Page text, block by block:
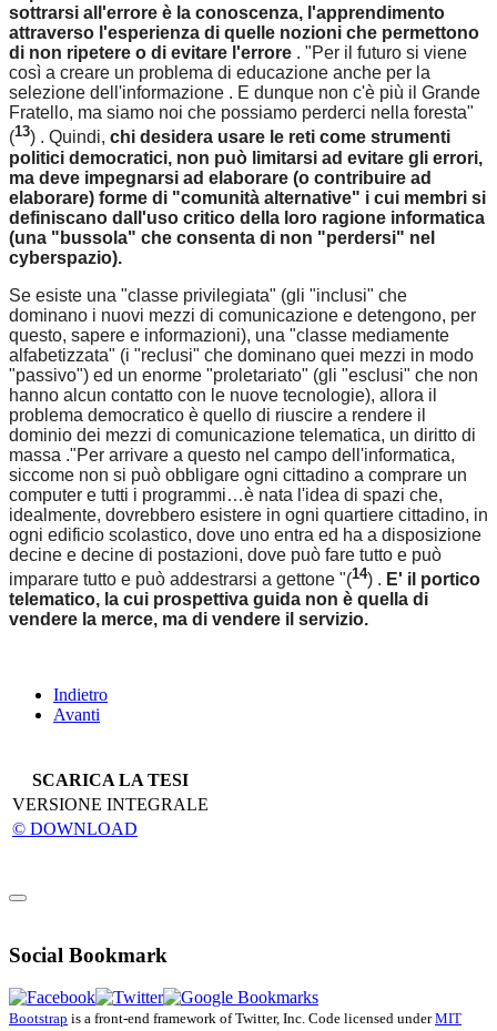
sottrarsi all'errore è la conoscenza, l'apprendimento
attraverso l'esperienza di quelle nozioni che permettono
di non ripetere o di evitare l'errore . "Per il futuro si viene
così a creare un problema di educazione anche per la
selezione dell'informazione . E dunque non c'è più il Grande
Fratello, ma siamo noi che possiamo perderci nella foresta"
(13) . Quindi, chi desidera usare le reti come strumenti
politici democratici, non può limitarsi ad evitare gli errori,
ma deve impegnarsi ad elaborare (o contribuire ad
elaborare) forme di "comunità alternative" i cui membri si
definiscano dall'uso critico della loro ragione informatica
(una "bussola" che consenta di non "perdersi" nel
cyberspazio).
Se esiste una "classe privilegiata" (gli "inclusi" che
dominano i nuovi mezzi di comunicazione e detengono, per
questo, sapere e informazioni), una "classe mediamente
alfabetizzata" (i "reclusi" che dominano quei mezzi in modo
"passivo") ed un enorme "proletariato" (gli "esclusi" che non
hanno alcun contatto con le nuove tecnologie), allora il
problema democratico è quello di riuscire a rendere il
dominio dei mezzi di comunicazione telematica, un diritto di
massa ."Per arrivare a questo nel campo dell'informatica,
siccome non si può obbligare ogni cittadino a comprare un
computer e tutti i programmi…è nata l'idea di spazi che,
idealmente, dovrebbero esistere in ogni quartiere cittadino, in
ogni edificio scolastico, dove uno entra ed ha a disposizione
decine e decine di postazioni, dove può fare tutto e può
imparare tutto e può addestrarsi a gettone "(14) . E' il portico
telematico, la cui prospettiva guida non è quella di
vendere la merce, ma di vendere il servizio.
Indietro
Avanti
SCARICA LA TESI
VERSIONE INTEGRALE
© DOWNLOAD
Social Bookmark
Bootstrap is a front-end framework of Twitter, Inc. Code licensed underMIT